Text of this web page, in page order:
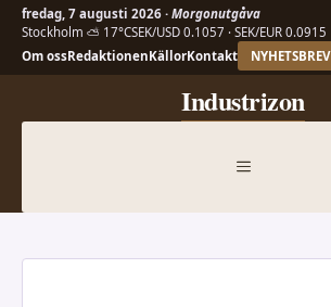
fredag, 7 augusti 2026 · Morgonutgåva
Stockholm ⛅ 17°CSEK/USD 0.1057 · SEK/EUR 0.0915
Om ossRedaktionenKällorKontakt NYHETSBREV
Industrizon
MENY